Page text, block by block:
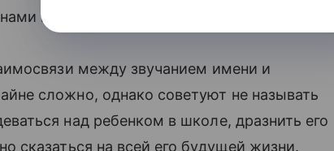
попроще.
между звучанием имени и
сложно, однако советуют не называть
над ребенком в школе, дразнить его
сказаться на всей его будущей жизни.